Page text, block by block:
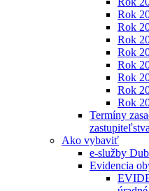
Rok
Rok
Rok
Rok
Rok
Rok
Rok
Rok
Termíny
zastupiteľstva
Ako vybaviť
e-služby
Evidencia